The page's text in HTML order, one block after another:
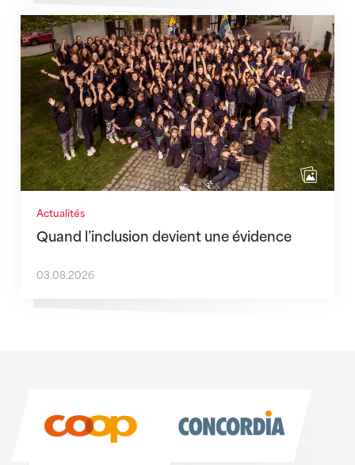
Actualités
Quand l’inclusion devient une évidence
Quand l’inclusion devient une évidence
03.08.2026